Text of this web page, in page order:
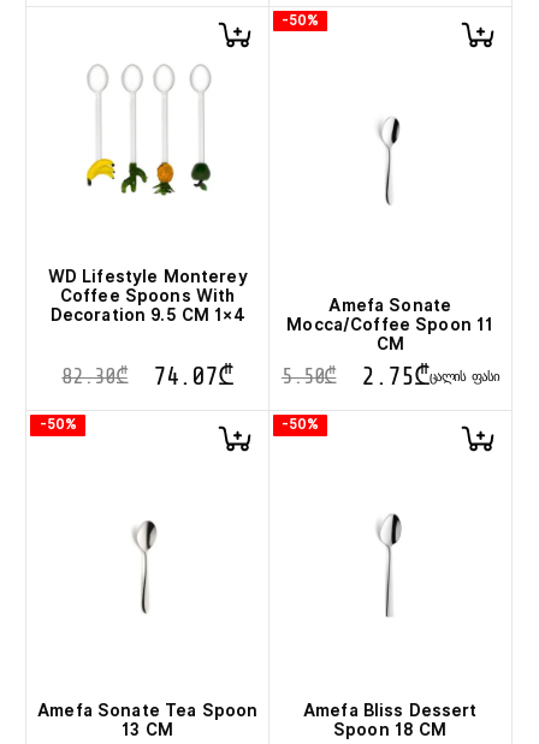
WD Lifestyle Monterey
Coffee Spoons With
Decoration 9.5 CM 1×4
82.30₾ 74.07₾
-50%
Amefa Sonate
Mocca/Coffee Spoon 11
CM
5.50₾ 2.75₾ᲪᲐᲚᲘᲡ ᲤᲐᲡᲘ
-50%
Amefa Sonate Tea Spoon
13 CM
-50%
Amefa Bliss Dessert
Spoon 18 CM